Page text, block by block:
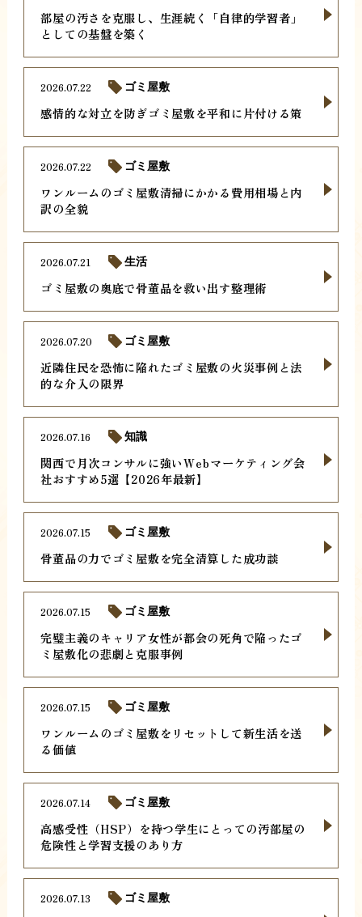
部屋の汚さを克服し、生涯続く「自律的学習者」
としての基盤を築く
感情的な対立を防ぎゴミ屋敷を平和に片付ける策
2026.07.22 ゴミ屋敷
ワンルームのゴミ屋敷清掃にかかる費用相場と内
訳の全貌
2026.07.22 ゴミ屋敷
ゴミ屋敷の奥底で骨董品を救い出す整理術
2026.07.21 生活
近隣住民を恐怖に陥れたゴミ屋敷の火災事例と法
的な介入の限界
2026.07.20 ゴミ屋敷
関西で月次コンサルに強いWebマーケティング会
社おすすめ5選【2026年最新】
2026.07.16 知識
骨董品の力でゴミ屋敷を完全清算した成功談
2026.07.15 ゴミ屋敷
完璧主義のキャリア女性が都会の死角で陥ったゴ
ミ屋敷化の悲劇と克服事例
2026.07.15 ゴミ屋敷
ワンルームのゴミ屋敷をリセットして新生活を送
る価値
2026.07.15 ゴミ屋敷
高感受性（HSP）を持つ学生にとっての汚部屋の
危険性と学習支援のあり方
2026.07.14 ゴミ屋敷
2026.07.13 ゴミ屋敷